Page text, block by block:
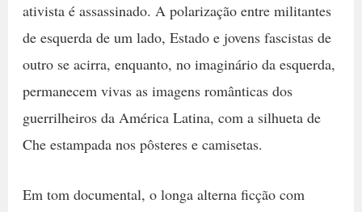
ativista é assassinado. A polarização entre militantes
de esquerda de um lado, Estado e jovens fascistas de
outro se acirra, enquanto, no imaginário da esquerda,
permanecem vivas as imagens românticas dos
guerrilheiros da América Latina, com a silhueta de
Che estampada nos pôsteres e camisetas.
Em tom documental, o longa alterna ficção com